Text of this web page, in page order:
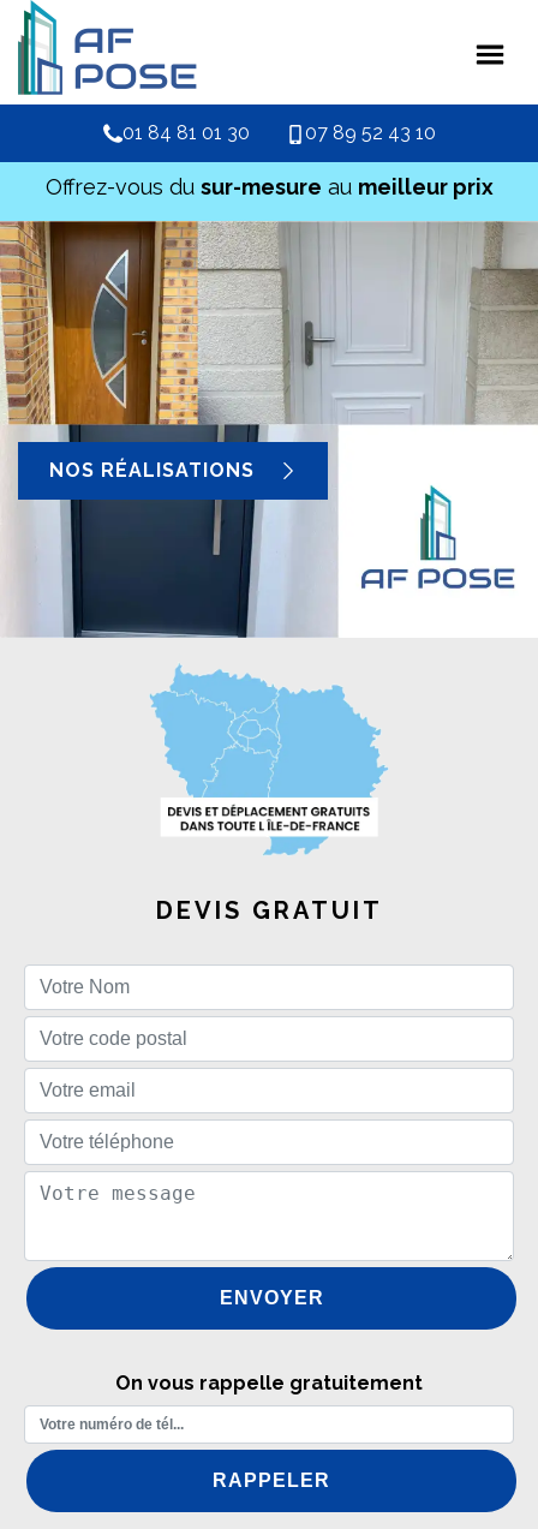
01 84 81 01 30 07 89 52 43 10
Offrez-vous du sur-mesure au meilleur prix
NOS RÉALISATIONS
DEVIS GRATUIT
On vous rappelle gratuitement